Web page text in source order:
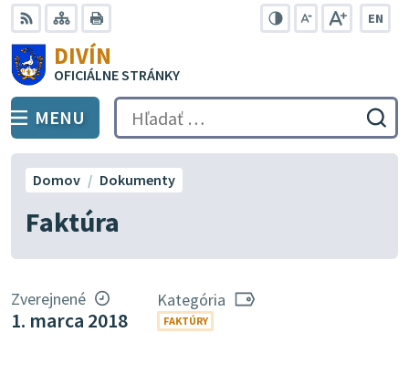
Preskočiť
na
obsah
RSS Mapa
EN
DIVÍN
OFICIÁLNE STRÁNKY
PREPNÚŤ
MENU Hľadať:
Faktúra
Domov Dokumenty
Zverejnené
1. marca 2018
Kategória
FAKTÚRY